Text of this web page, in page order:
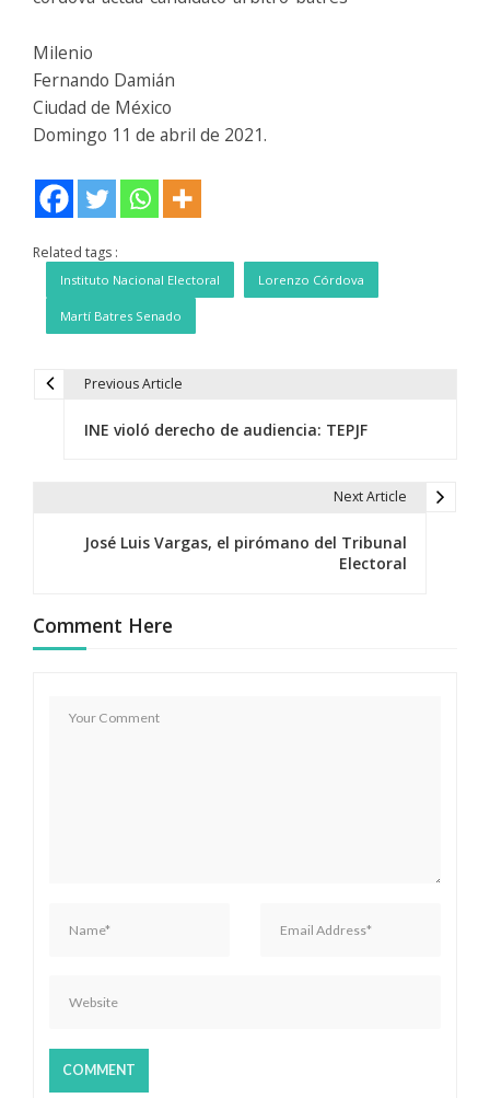
Milenio
Fernando Damián
Ciudad de México
Domingo 11 de abril de 2021.
Related tags :
Instituto Nacional Electoral Lorenzo Córdova
Martí Batres Senado
c
Previous Article
INE violó derecho de audiencia: TEPJF
Next Article
José Luis Vargas, el pirómano del Tribunal
Electoral
Comment Here